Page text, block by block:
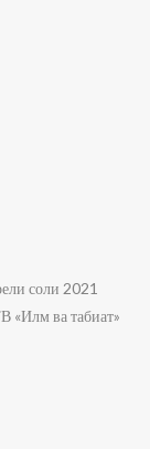
соли 2021
«Илм ва табиат»